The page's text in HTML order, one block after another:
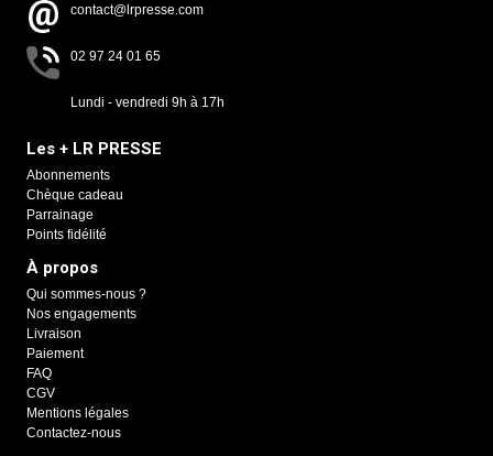
contact@lrpresse.com
02 97 24 01 65
Lundi - vendredi 9h à 17h
Les + LR PRESSE
Abonnements
Chèque cadeau
Parrainage
Points fidélité
À propos
Qui sommes-nous ?
Nos engagements
Livraison
Paiement
FAQ
CGV
Mentions légales
Contactez-nous